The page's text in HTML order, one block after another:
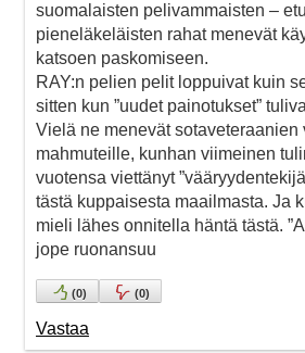
suomalaisten pelivammaisten –
pieneläkeläisten rahat menevät
katsoen paskomiseen.
RAY:n pelien pelit loppuivat kuin
sitten kun ”uudet painotukset”
Vielä ne menevät sotaveteraanien
mahmuteille, kunhan viimeinen
vuotensa viettänyt
tästä kuppaisesta maailmasta. Ja
mieli lähes onnitella häntä tästä.
jope ruonansuu
(0) (0)
Vastaa